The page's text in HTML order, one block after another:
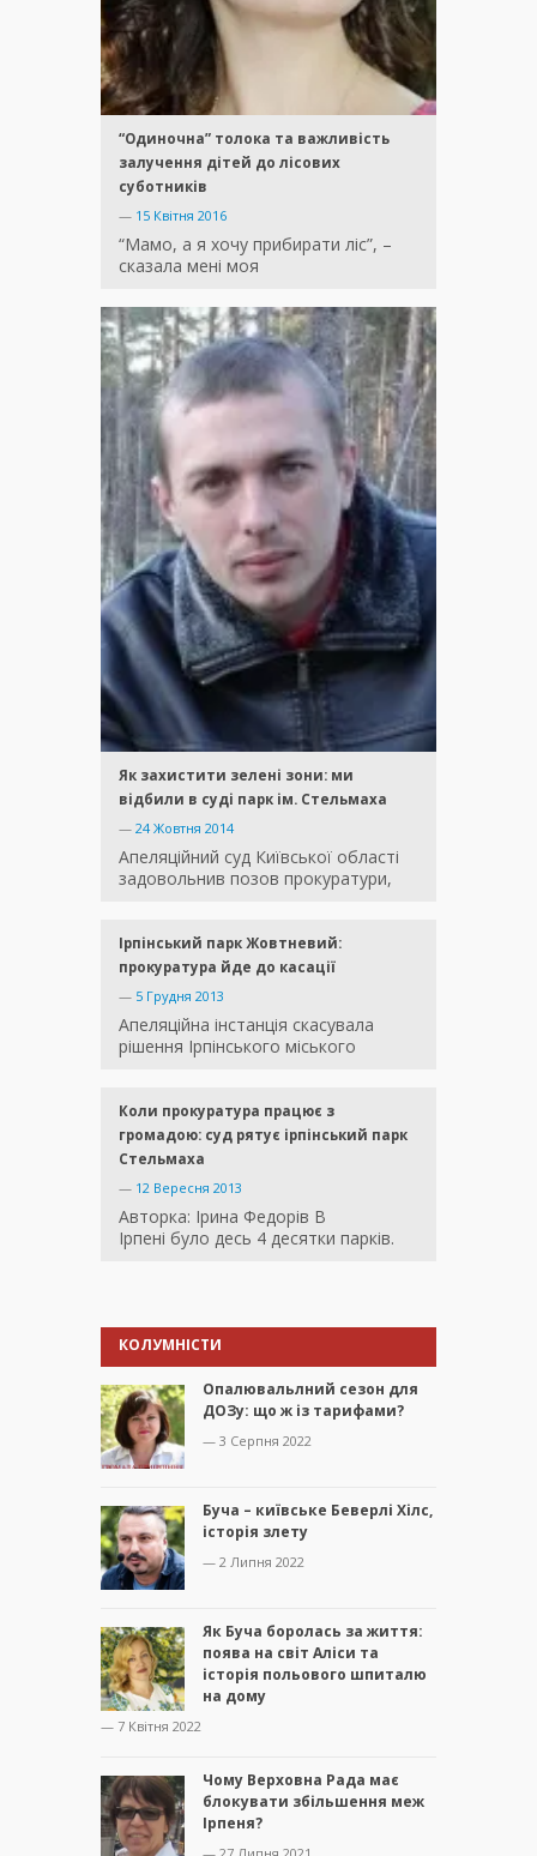
“Одиночна” толока та важливість
залучення дітей до лісових
суботників
— 15 Квітня 2016
“Мамо, а я хочу прибирати ліс”, –
сказала мені моя
Як захистити зелені зони: ми
відбили в суді парк ім. Стельмаха
— 24 Жовтня 2014
Апеляційний суд Київської області
задовольнив позов прокуратури,
Ірпінський парк Жовтневий:
прокуратура йде до касації
— 5 Грудня 2013
Апеляційна інстанція скасувала
рішення Ірпінського міського
Коли прокуратура працює з
громадою: суд рятує ірпінський парк
Стельмаха
— 12 Вересня 2013
Авторка: Ірина Федорів В
Ірпені було десь 4 десятки парків.
КОЛУМНІСТИ
Опалювальлний сезон для
ДОЗу: що ж із тарифами?
— 3 Серпня 2022
Буча – київське Беверлі Хілс,
історія злету
— 2 Липня 2022
Як Буча боролась за життя:
поява на світ Аліси та
історія польового шпиталю
на дому
— 7 Квітня 2022
Чому Верховна Рада має
блокувати збільшення меж
Ірпеня?